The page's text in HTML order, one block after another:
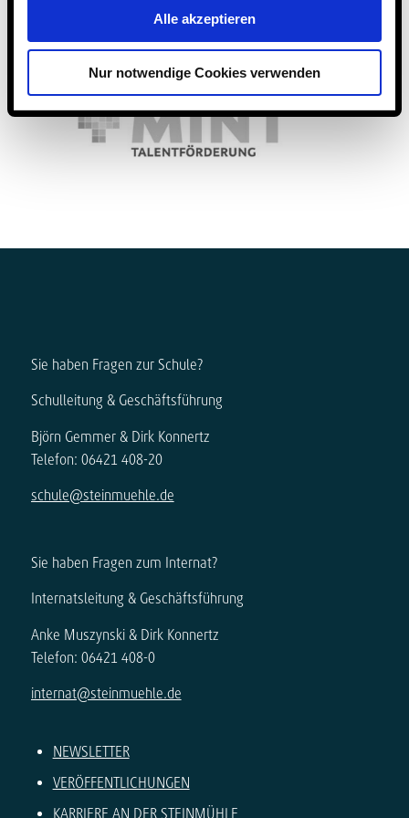
Alle akzeptieren
Nur notwendige Cookies verwenden
Sie haben Fragen zur Schule?
Schulleitung & Geschäftsführung
Björn Gemmer & Dirk Konnertz
Telefon: 06421 408-20
schule@steinmuehle.de
Sie haben Fragen zum Internat?
Internatsleitung & Geschäftsführung
Anke Muszynski & Dirk Konnertz
Telefon: 06421 408-0
internat@steinmuehle.de
NEWSLETTER
VERÖFFENTLICHUNGEN
KARRIERE AN DER STEINMÜHLE